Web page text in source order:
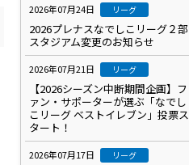
2026年07月24日 リーグ
2026プレナスなでしこリーグ２部
スタジアム変更のお知らせ
2026年07月21日 リーグ
【2026シーズン中断期間企画】フ
ァン・サポーターが選ぶ「なでし
こリーグ ベストイレブン」投票ス
タート！
2026年07月17日 リーグ